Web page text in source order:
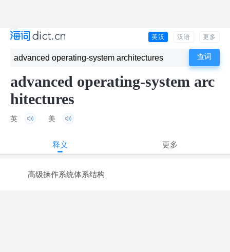
英汉 汉语 更多
advanced operating-system arc
hitectures
英 美
释义 更多
高级操作系统体系结构